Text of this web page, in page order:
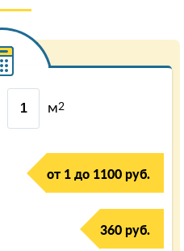
м2
от 1 до 1100 руб.
360 руб.